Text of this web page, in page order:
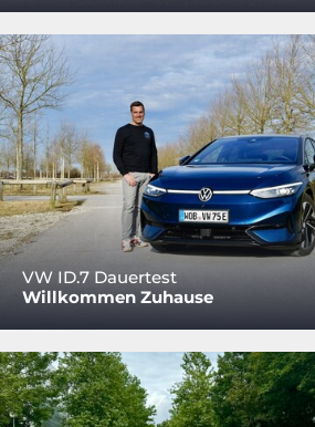
VW ID.7 Dauertest
Willkommen Zuhause